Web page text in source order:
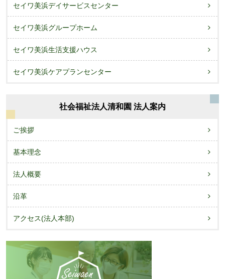
セイワ美浜デイサービスセンター
セイワ美浜グループホーム
セイワ美浜生活支援ハウス
セイワ美浜ケアプランセンター
社会福祉法人清和園 法人案内
ご挨拶
基本理念
法人概要
沿革
アクセス(法人本部)